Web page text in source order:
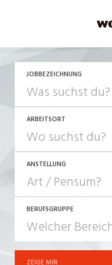
JOBBEZEICHNUNG
ARBEITSORT
ANSTELLUNG
JOB-TYP
Festanstellung
BERUFSGRUPPE
ZEIGE MIR